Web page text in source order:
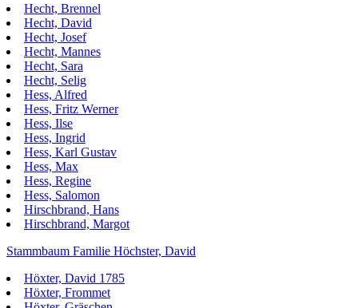
Hecht, Brennel
Hecht, David
Hecht, Josef
Hecht, Mannes
Hecht, Sara
Hecht, Selig
Hess, Alfred
Hess, Fritz Werner
Hess, Ilse
Hess, Ingrid
Hess, Karl Gustav
Hess, Max
Hess, Regine
Hess, Salomon
Hirschbrand, Hans
Hirschbrand, Margot
Stammbaum Familie Höchster, David
Höxter, David 1785
Höxter, Frommet